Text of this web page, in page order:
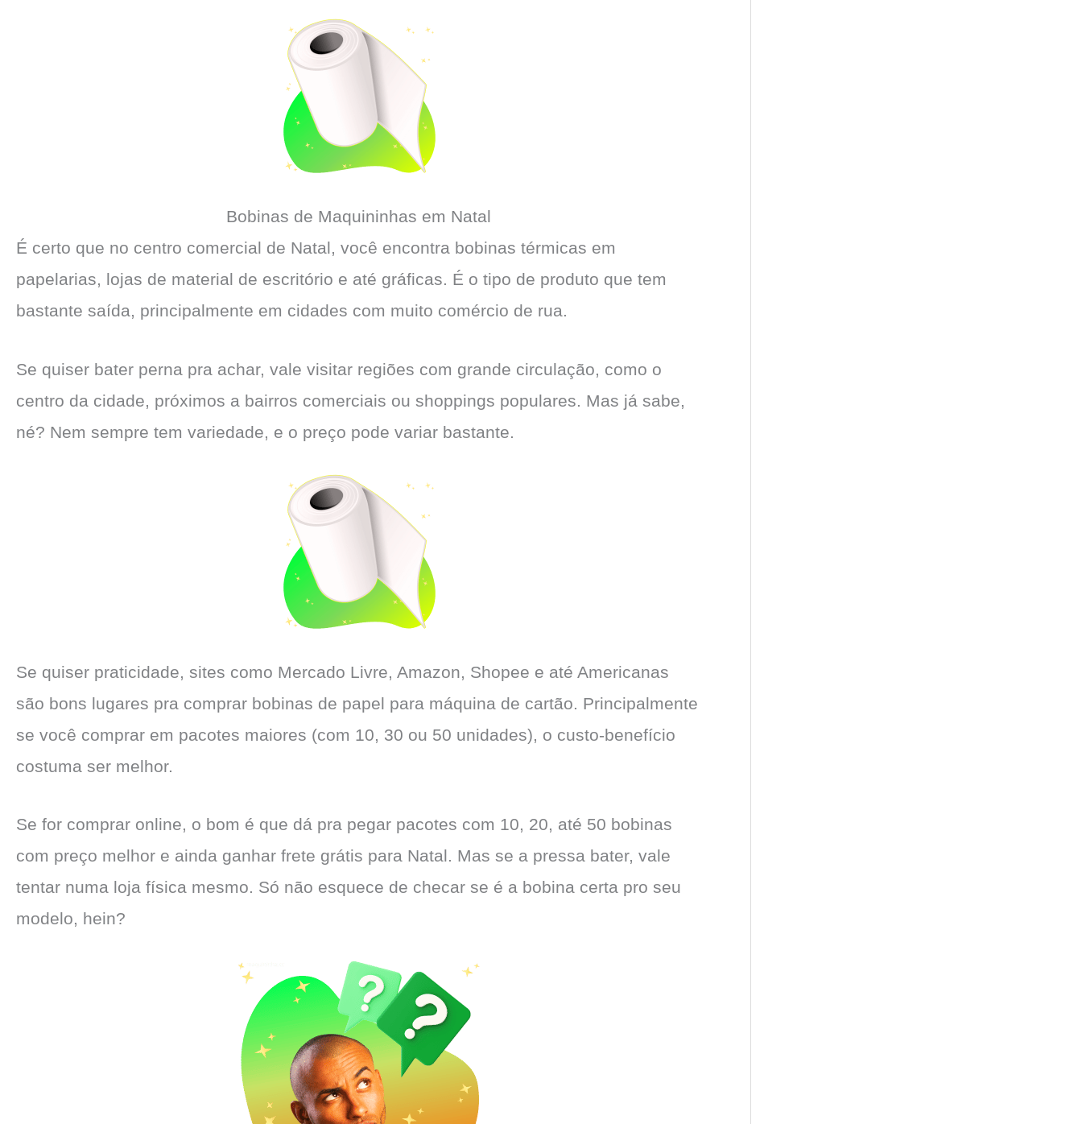
Bobinas de Maquininhas em Natal
É certo que no centro comercial de Natal, você encontra bobinas térmicas em
papelarias, lojas de material de escritório e até gráficas. É o tipo de produto que tem
bastante saída, principalmente em cidades com muito comércio de rua.
Se quiser bater perna pra achar, vale visitar regiões com grande circulação, como o
centro da cidade, próximos a bairros comerciais ou shoppings populares. Mas já sabe,
né? Nem sempre tem variedade, e o preço pode variar bastante.
Se quiser praticidade, sites como Mercado Livre, Amazon, Shopee e até Americanas
são bons lugares pra comprar bobinas de papel para máquina de cartão. Principalmente
se você comprar em pacotes maiores (com 10, 30 ou 50 unidades), o custo-benefício
costuma ser melhor.
Se for comprar online, o bom é que dá pra pegar pacotes com 10, 20, até 50 bobinas
com preço melhor e ainda ganhar frete grátis para Natal. Mas se a pressa bater, vale
tentar numa loja física mesmo. Só não esquece de checar se é a bobina certa pro seu
modelo, hein?